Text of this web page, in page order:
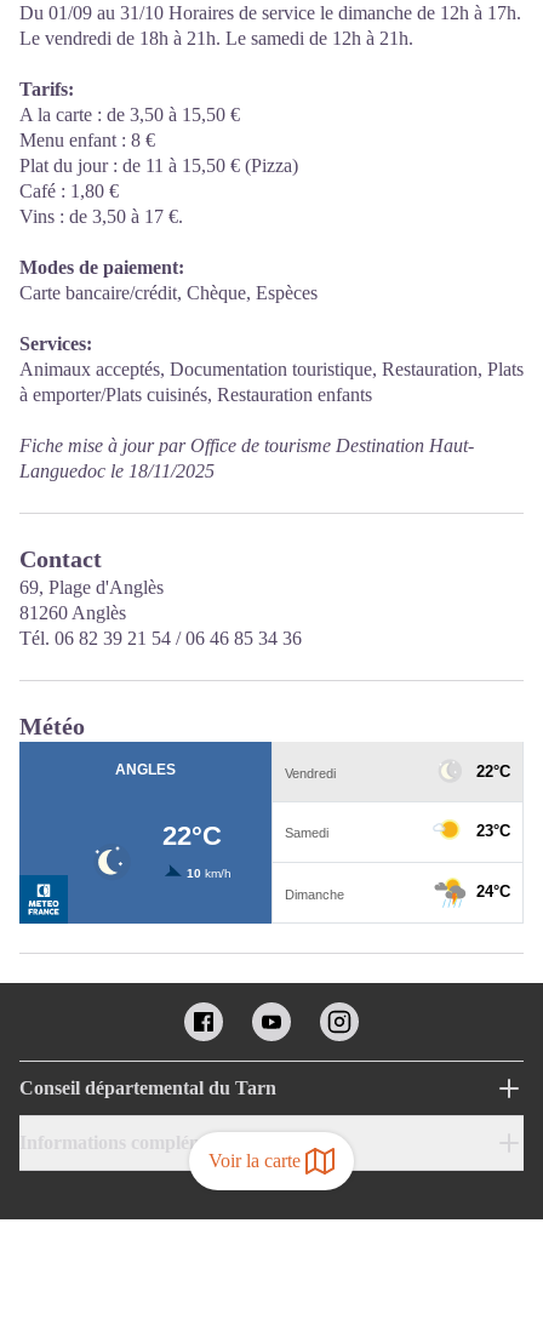
Voir la carte
Du 01/09 au 31/10 Horaires de service le dimanche de 12h à 17h.
Le vendredi de 18h à 21h. Le samedi de 12h à 21h.
Tarifs:
A la carte : de 3,50 à 15,50 €
Menu enfant : 8 €
Plat du jour : de 11 à 15,50 € (Pizza)
Café : 1,80 €
Vins : de 3,50 à 17 €.
Modes de paiement:
Carte bancaire/crédit, Chèque, Espèces
Services:
Animaux acceptés, Documentation touristique, Restauration, Plats
à emporter/Plats cuisinés, Restauration enfants
Fiche mise à jour par Office de tourisme Destination Haut-
Languedoc le 18/11/2025
Contact
69, Plage d'Anglès
81260 Anglès
Tél. 06 82 39 21 54 / 06 46 85 34 36
Météo
Conseil départemental du Tarn
Informations complémentaires